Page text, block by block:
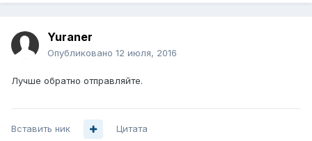
Yuraner
Опубликовано 12 июля, 2016
Лучше обратно отправляйте.
Вставить ник Цитата